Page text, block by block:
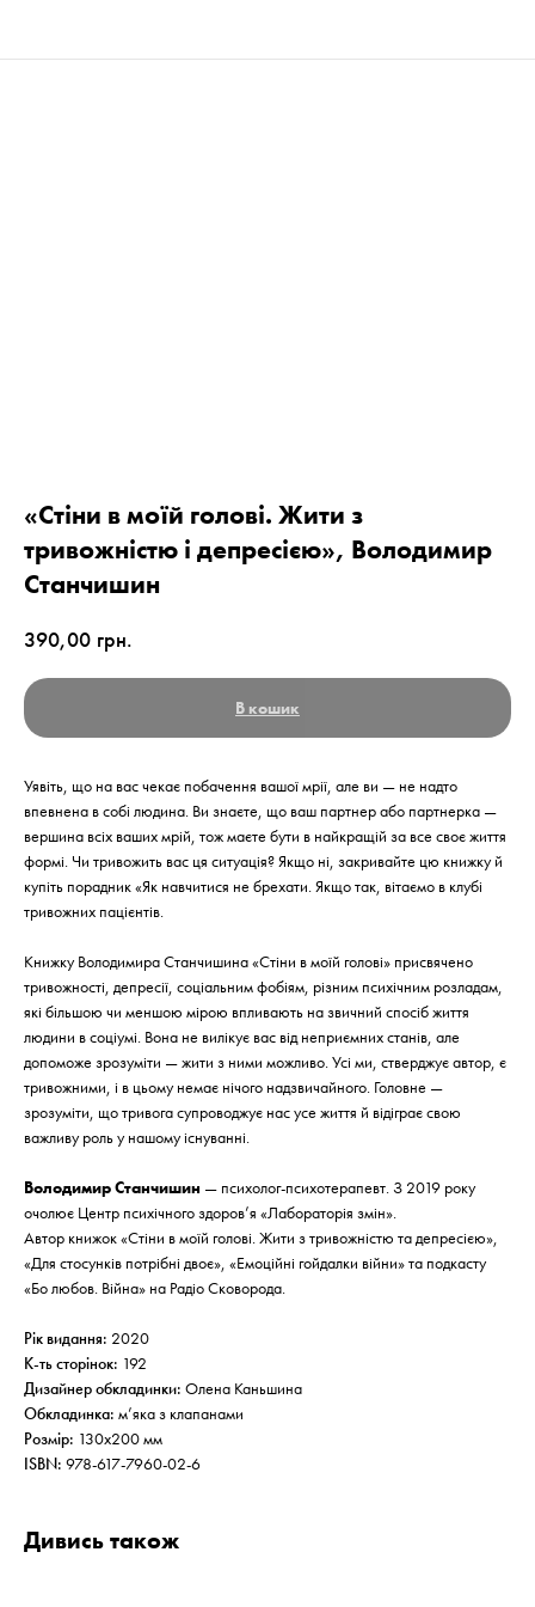
«Стіни в моїй голові. Жити з
тривожністю і депресією», Володимир
Станчишин
390,00 грн.
В кошик
Уявіть, що на вас чекає побачення вашої мрії, але ви — не надто
впевнена в собі людина. Ви знаєте, що ваш партнер або партнерка —
вершина всіх ваших мрій, тож маєте бути в найкращій за все своє життя
формі. Чи тривожить вас ця ситуація? Якщо ні, закривайте цю книжку й
купіть порадник «Як навчитися не брехати. Якщо так, вітаємо в клубі
тривожних пацієнтів.
Книжку Володимира Станчишина «Стіни в моїй голові» присвячено
тривожності, депресії, соціальним фобіям, різним психічним розладам,
які більшою чи меншою мірою впливають на звичний спосіб життя
людини в соціумі. Вона не вилікує вас від неприємних станів, але
допоможе зрозуміти — жити з ними можливо. Усі ми, стверджує автор, є
тривожними, і в цьому немає нічого надзвичайного. Головне —
зрозуміти, що тривога супроводжує нас усе життя й відіграє свою
важливу роль у нашому існуванні.
Володимир Станчишин — психолог-психотерапевт. З 2019 року
очолює Центр психічного здоров’я «Лабораторія змін».
Автор книжок «Стіни в моїй голові. Жити з тривожністю та депресією»,
«Для стосунків потрібні двоє», «Емоційні гойдалки війни» та подкасту
«Бо любов. Війна» на Радіо Сковорода.
Рік видання: 2020
К-ть сторінок: 192
Дизайнер обкладинки: Олена Каньшина
Обкладинка: м’яка з клапанами
Розмір: 130х200 мм
ISBN: 978-617-7960-02-6
Дивись також